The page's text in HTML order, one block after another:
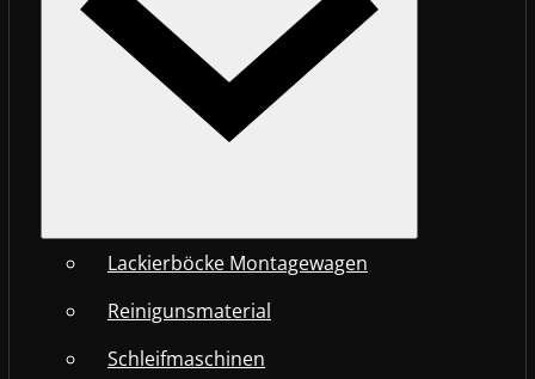
Lackierböcke Montagewagen
Reinigunsmaterial
Schleifmaschinen